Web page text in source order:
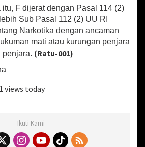
F dijerat dengan Pasal 114 (2)
Sub Pasal 112 (2) UU RI
Narkotika dengan ancaman
mati atau kurungan penjara
penjara. (Ratu-001)
views today
Ikuti Kami